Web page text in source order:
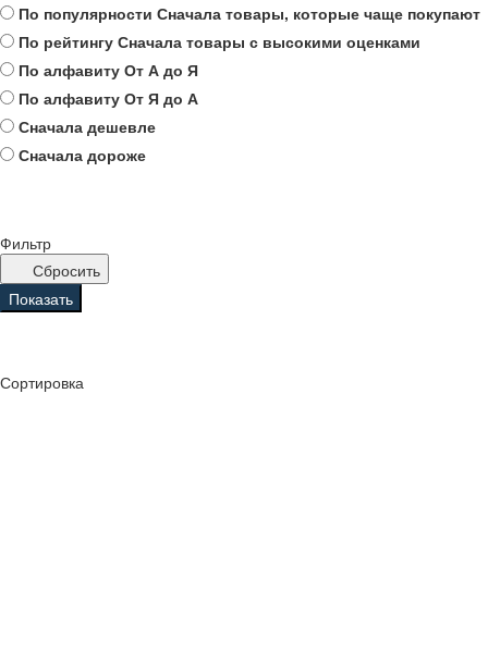
По популярности Сначала товары, которые чаще покупают
По рейтингу Сначала товары с высокими оценками
По алфавиту От А до Я
По алфавиту От Я до А
Сначала дешевле
Сначала дороже
Фильтр
Сбросить
Показать
Сортировка